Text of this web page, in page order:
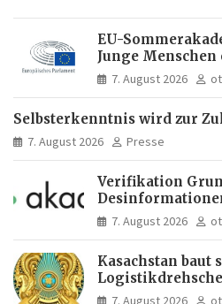
EU-
Junge
Europas Zukunft
7. August 2026
Selbsterkenntnis wird zur
7. August 2026 Presse
Verifikation
manipulierte
7. August 2026
Kasachstan baut
und Asien aus
7. August 2026